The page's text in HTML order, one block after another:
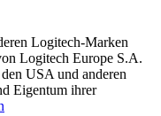
Logitech-Marken
Logitech Europe S.A.
USA und anderen
Eigentum ihrer